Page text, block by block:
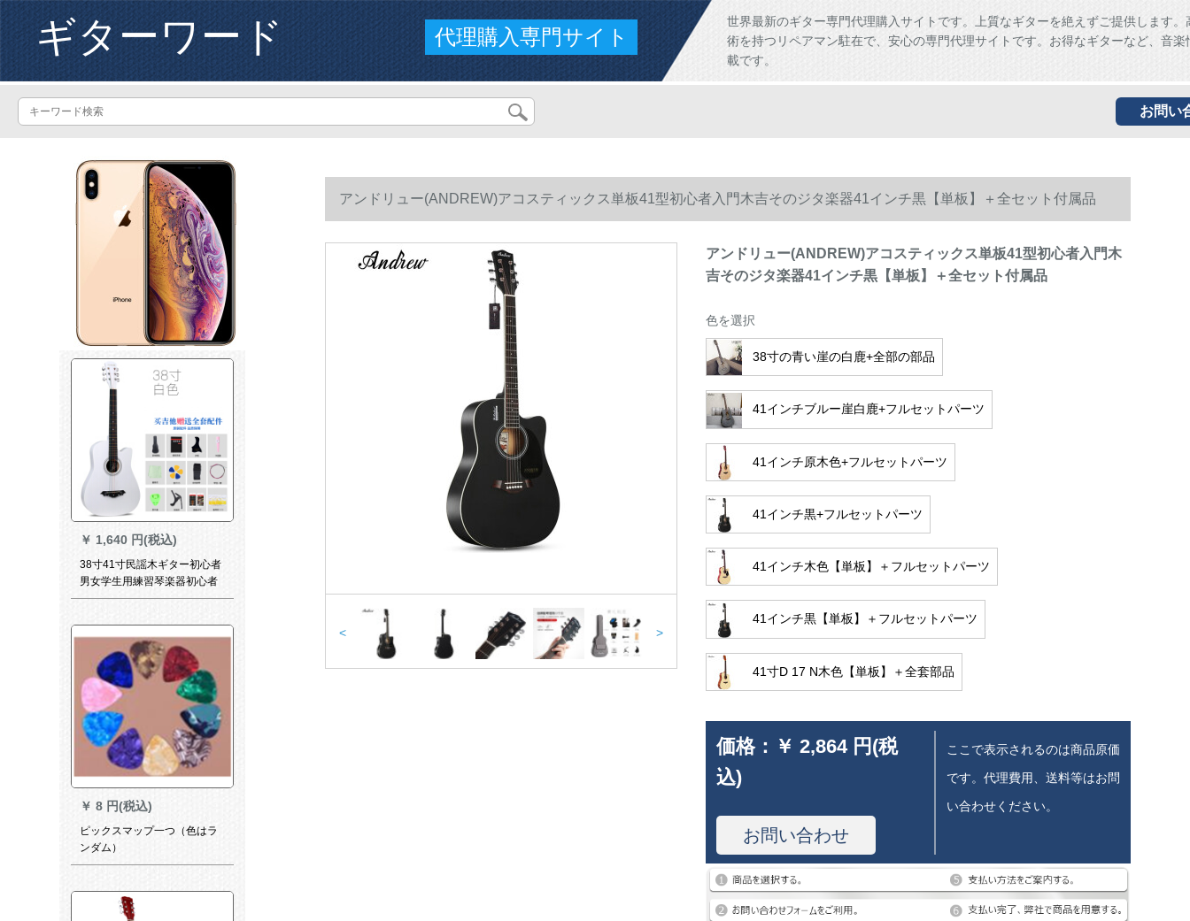
ギターワード 代理購入専門サイト
世界最新のギター専門代理購入サイトです。上質なギターを絶えずご提供します。
術を持つリペアマン駐在で、安心の専門代理サイトです。お得なギターなど、音楽
載です。
お問い
￥ 1,640 円(税込)
38寸41寸民謡木ギター初心者
男女学生用練習琴楽器初心者
入門吉それjita白+無料教育+全
￥ 8 円(税込)
ピックスマップ一つ（色はラ
ンダム）
アンドリュー(ANDREW)アコスティックス単板41型初心者入門木吉そのジタ楽器41インチ黒【単板】＋全セット付属品
< >
アンドリュー(ANDREW)アコスティックス単板41型初心者入門木
吉そのジタ楽器41インチ黒【単板】＋全セット付属品
色を選択
38寸の青い崖の白鹿+全部の部品
41インチブルー崖白鹿+フルセットパーツ
41インチ原木色+フルセットパーツ
41インチ黒+フルセットパーツ
41インチ木色【単板】＋フルセットパーツ
41インチ黒【単板】＋フルセットパーツ
41寸D 17 N木色【単板】＋全套部品
価格： ￥ 2,864 円(税
込)
お問い合わせ
ここで表示されるのは商品原価
です。代理費用、送料等はお問
い合わせください。